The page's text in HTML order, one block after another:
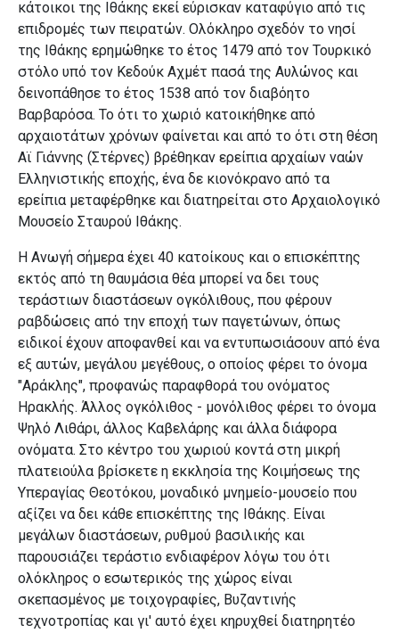
κάτοικοι της Ιθάκης εκεί εύρισκαν καταφύγιο από τις
επιδρομές των πειρατών. Ολόκληρο σχεδόν το νησί
της Ιθάκης ερημώθηκε το έτος 1479 από τον Τουρκικό
στόλο υπό τον Κεδούκ Αχμέτ πασά της Αυλώνος και
δεινοπάθησε το έτος 1538 από τον διαβόητο
Βαρβαρόσα. Το ότι το χωριό κατοικήθηκε από
αρχαιοτάτων χρόνων φαίνεται και από το ότι στη θέση
Αϊ Γιάννης (Στέρνες) βρέθηκαν ερείπια αρχαίων ναών
Ελληνιστικής εποχής, ένα δε κιονόκρανο από τα
ερείπια μεταφέρθηκε και διατηρείται στο Αρχαιολογικό
Μουσείο Σταυρού Ιθάκης.
Η Ανωγή σήμερα έχει 40 κατοίκους και ο επισκέπτης
εκτός από τη θαυμάσια θέα μπορεί να δει τους
τεράστιων διαστάσεων ογκόλιθους, που φέρουν
ραβδώσεις από την εποχή των παγετώνων, όπως
ειδικοί έχουν αποφανθεί και να εντυπωσιάσουν από ένα
εξ αυτών, μεγάλου μεγέθους, ο οποίος φέρει το όνομα
"Αράκλης", προφανώς παραφθορά του ονόματος
Ηρακλής. Άλλος ογκόλιθος - μονόλιθος φέρει το όνομα
Ψηλό Λιθάρι, άλλος Καβελάρης και άλλα διάφορα
ονόματα. Στο κέντρο του χωριού κοντά στη μικρή
πλατειούλα βρίσκετε η εκκλησία της Κοιμήσεως της
Υπεραγίας Θεοτόκου, μοναδικό μνημείο-μουσείο που
αξίζει να δει κάθε επισκέπτης της Ιθάκης. Είναι
μεγάλων διαστάσεων, ρυθμού βασιλικής και
παρουσιάζει τεράστιο ενδιαφέρον λόγω του ότι
ολόκληρος ο εσωτερικός της χώρος είναι
σκεπασμένος με τοιχογραφίες, Βυζαντινής
τεχνοτροπίας και γι' αυτό έχει κηρυχθεί διατηρητέο